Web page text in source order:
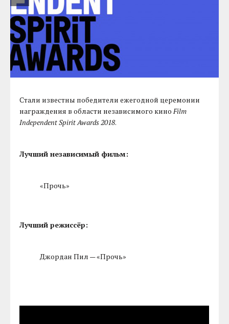
Стали известны победители ежегодной церемонии
награждения в области независимого киноFilm
Independent Spirit Awards 2018.
Лучший независимый фильм:
«Прочь»
Лучший режиссёр:
Джордан Пил — «Прочь»